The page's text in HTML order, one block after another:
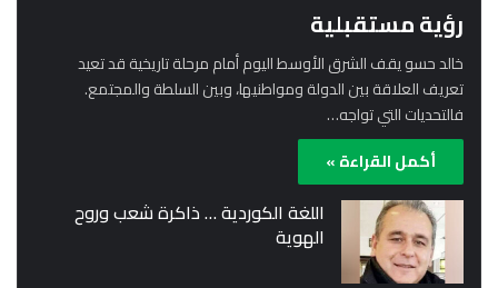
رؤية مستقبلية
خالد حسو يقف الشرق الأوسط اليوم أمام مرحلة تاريخية قد تعيد
تعريف العلاقة بين الدولة ومواطنيها، وبين السلطة والمجتمع.
فالتحديات التي تواجه…
أكمل القراءة »
اللغة الكوردية … ذاكرة شعب وروح
الهوية